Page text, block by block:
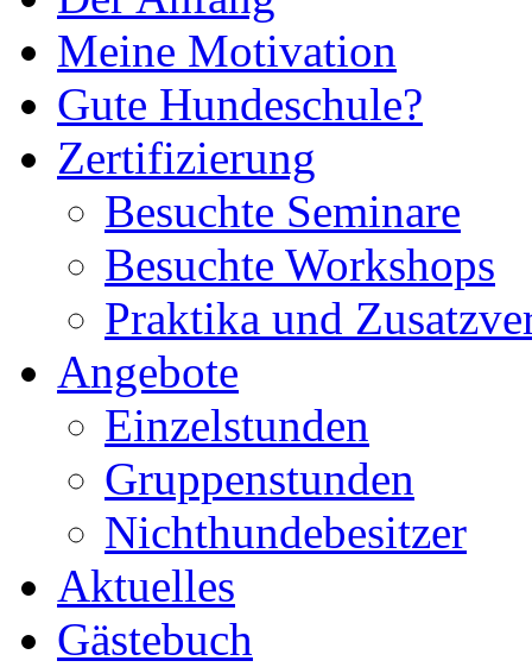
Meine Motivation
Gute Hundeschule?
Zertifizierung
Besuchte Seminare
Besuchte Workshops
Praktika und
Angebote
Einzelstunden
Gruppenstunden
Nichthundebesitzer
Aktuelles
Gästebuch